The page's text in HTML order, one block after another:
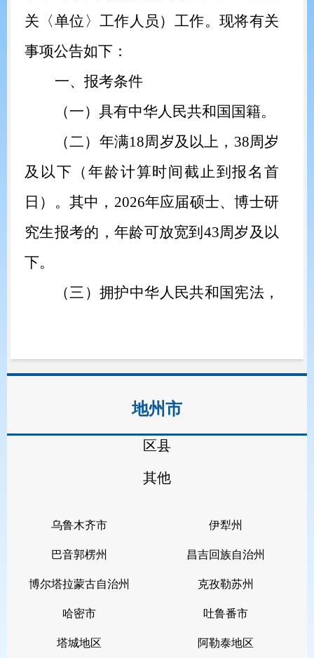
关〈单位〉工作人员）工作。现将有关
事项公告如下：
一、报考条件
（一） 具有中华人民共和国国籍。
（二） 年满18周岁及以上， 38周岁
及以下（年龄计算时间截止到报名首
日）。其中， 2026年应届硕士、博士研
究生报考的，年龄可放宽到 43周岁及以
下。
（三）拥护中华人民共和国宪法，
具有良好的政治素质和道德
件和心理素质。
（六）具有符合职位要求的工作能
力。
（七）
一般应具有大学专科及以上
地州市
区县
其他
乌鲁木齐市 伊犁州
巴音郭楞州 昌吉回族自治州
博尔塔拉蒙古自治州 克孜勒苏州
哈密市 吐鲁番市
塔城地区 阿勒泰地区